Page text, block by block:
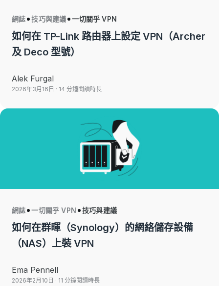
網誌 技巧與建議 一切關乎 VPN
如何在 TP-Link 路由器上設定 VPN（Archer
及 Deco 型號）
Alek Furgal
2026年3月16日 · 14 分鐘閱讀時長
網誌 一切關乎 VPN 技巧與建議
如何在群暉（Synology）的網絡儲存設備
（NAS）上裝 VPN
Ema Pennell
2026年2月10日 · 11 分鐘閱讀時長